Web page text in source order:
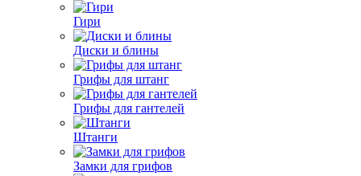
Гири
Диски и блины
Грифы для штанг
Грифы для гантелей
Штанги
Замки для грифов